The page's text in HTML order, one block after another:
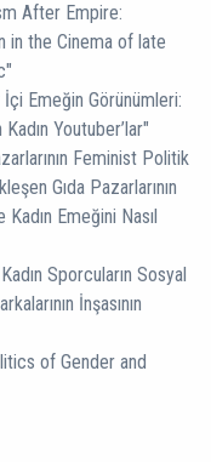
After Empire:
in the Cinema of late
Emeğin Görünümleri:
Youtuber’lar"
Feminist Politik
Gıda Pazarlarının
Emeğini Nasıl
Sporcuların Sosyal
İnşasının
of Gender and